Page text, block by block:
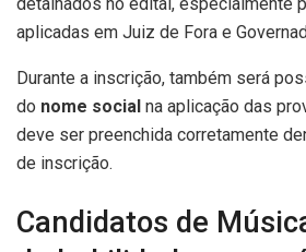
detalhados no edital, especialmente
aplicadas em Juiz de Fora e
Durante a inscrição, também será
do nome social na aplicação das
deve ser preenchida corretamente
de inscrição.
Candidatos de